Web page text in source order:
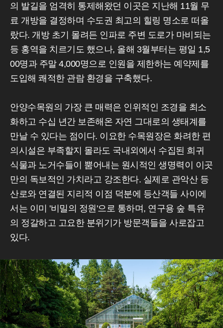
의 발길을 엄격히 통제해왔던 이곳은 지난해 11월 무
료 개방을 결정하며 수도권 최고의 힐링 명소로 떠올
랐다. 개방 초기 몰려든 인파로 주변 도로가 마비되는
등 홍역을 치르기도 했으나, 올해 3월부터는 평일 1,5
00명과 주말 4,000명으로 인원을 제한하는 예약제를
도입해 쾌적한 관람 환경을 구축했다.
안양수목원의 가장 큰 매력은 인위적인 조경을 최소
화하고 수십 년간 보존해온 자연 그대로의 생태계를
만날 수 있다는 점이다. 이요한 수목원장은 화려한 편
의시설은 부족할지 몰라도 국내외에서 수집된 희귀
식물과 노거수들이 뿜어내는 원시적인 생명력이 이곳
만의 독보적인 가치라고 강조한다. 실제로 관악산 등
산로와 연결된 지리적 이점 덕분에 등산객들 사이에
서는 이미 '비밀의 정원'으로 통하며, 연구용 숲 특유
의 정갈하고 고요한 분위기가 방문객들을 사로잡고
있다.